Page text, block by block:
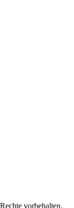
vorbehalten.